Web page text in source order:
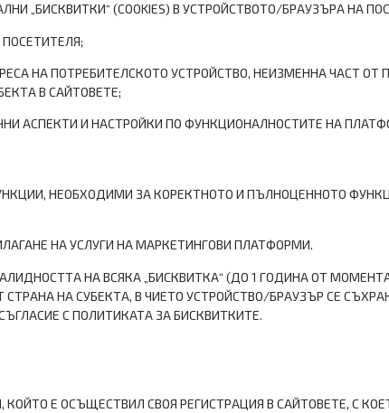
„БИСКВИТКИ“ (COOKIES) В УСТРОЙСТВОТО/БРАУЗЪРА НА
НА ПОТРЕБИТЕЛСКОТО УСТРОЙСТВО, НЕИЗМЕННА ЧАСТ ОТ
В САЙТОВЕТЕ;
АСПЕКТИ И НАСТРОЙКИ ПО ФУНКЦИОНАЛНОСТИТЕ НА
НЕОБХОДИМИ ЗА КОРЕКТНОТО И ПЪЛНОЦЕННОТО
НА УСЛУГИ НА МАРКЕТИНГОВИ ПЛАТФОРМИ.
НА ВСЯКА „БИСКВИТКА“ (ДО 1 ГОДИНА ОТ
НА СУБЕКТА, В ЧИЕТО УСТРОЙСТВО/БРАУЗЪР СЕ
С ПОЛИТИКАТА ЗА БИСКВИТКИТЕ.
КОЙТО Е ОСЪЩЕСТВИЛ СВОЯ РЕГИСТРАЦИЯ В САЙТОВЕТЕ, С